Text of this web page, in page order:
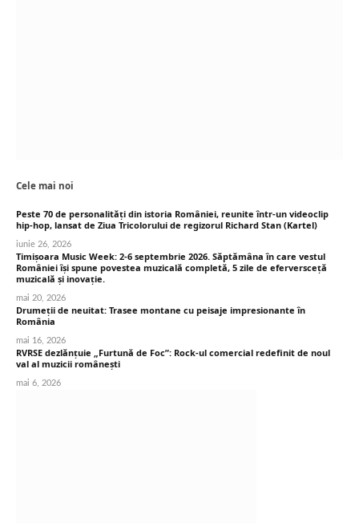
Cele mai noi
Peste 70 de personalități din istoria României, reunite într-un videoclip
hip-hop, lansat de Ziua Tricolorului de regizorul Richard Stan (Kartel)
iunie 26, 2026
Timișoara Music Week: 2-6 septembrie 2026. Săptămâna în care vestul
României își spune povestea muzicală completă, 5 zile de eferversceță
muzicală și inovație.
mai 20, 2026
Drumeții de neuitat: Trasee montane cu peisaje impresionante în
România
mai 16, 2026
RVRSE dezlănțuie „Furtună de Foc”: Rock-ul comercial redefinit de noul
val al muzicii românești
mai 6, 2026